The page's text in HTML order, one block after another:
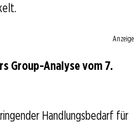
Anzeige
Group-Analyse vom 7.
Handlungsbedarf für